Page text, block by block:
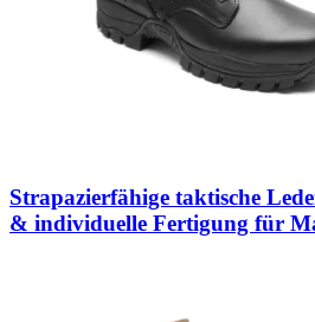
Strapazierfähige taktische
& individuelle Fertigung für